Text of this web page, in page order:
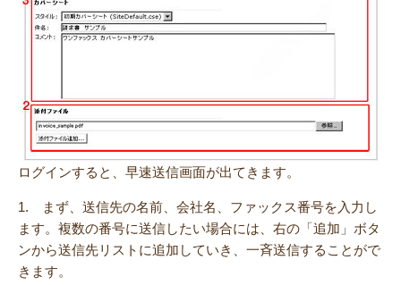
ログインすると、早速送信画面が出てきます。
1. まず、送信先の名前、会社名、ファックス番号を入力し
ます。複数の番号に送信したい場合には、右の「追加」ボタ
ンから送信先リストに追加していき、一斉送信することがで
きます。